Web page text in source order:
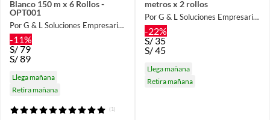
Blanco 150 m x 6 Rollos -
OPT001
Por G & L Soluciones Empresariales
-11%
S/79
S/89
Llega mañana
Retira mañana
(1)
metros x 2 rollos
Por G & L Soluciones Empresariales
-22%
S/35
S/45
Llega mañana
Retira mañana